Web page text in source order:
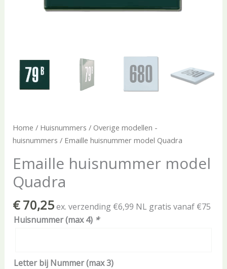
Home / Huisnummers / Overige modellen -
huisnummers / Emaille huisnummer model Quadra
Emaille huisnummer model
Quadra
€70,25ex. verzending €6,99 NL gratis vanaf €75
Huisnummer (max 4) *
Letter bij Nummer (max 3)